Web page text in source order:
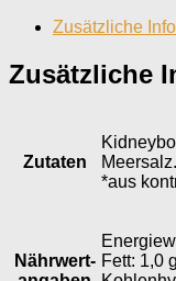
Zusätzliche
Zusätzliche
Zutaten
Meersalz.
*aus
Nährwert­ Fett: 1,0